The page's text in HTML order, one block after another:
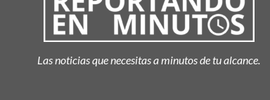
Las noticias que necesitas a minutos de tu alcance.